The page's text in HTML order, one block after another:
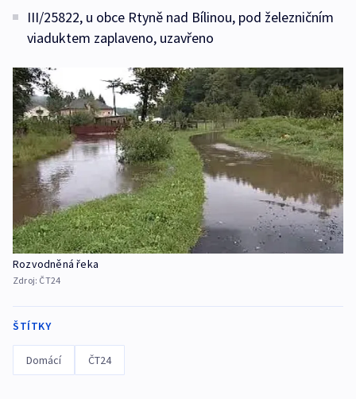
III/25822, u obce Rtyně nad Bílinou, pod železničním
viaduktem zaplaveno, uzavřeno
Rozvodněná řeka
Zdroj: ČT24
ŠTÍTKY
Domácí ČT24